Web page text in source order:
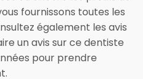
fournissons toutes les
également les avis
un avis sur ce dentiste
pour prendre